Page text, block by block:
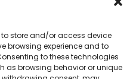
to store and/or access device
browsing experience and to
to these technologies
as browsing behavior or unique